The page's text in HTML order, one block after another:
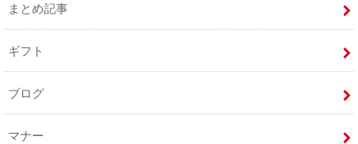
まとめ記事
ギフト
ブログ
マナー